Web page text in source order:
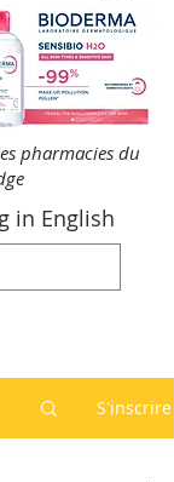
pharmacies du
in English
S'inscrire